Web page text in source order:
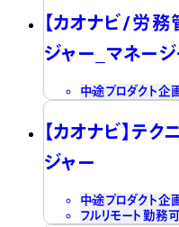
【カオナビ/労務
ジャー_マネー
中途プロダクト企
【カオナビ】テク
ジャー
中途プロダクト企
フルリモート勤務可